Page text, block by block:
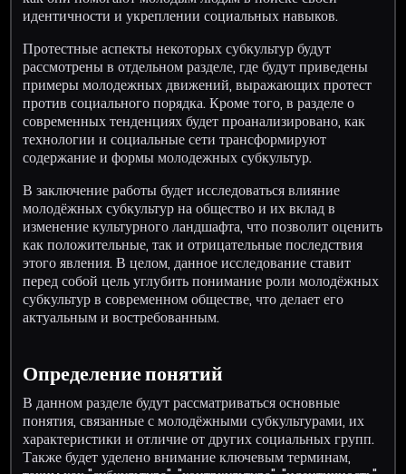
идентичности и укреплении социальных навыков.
Протестные аспекты некоторых субкультур будут
рассмотрены в отдельном разделе, где будут приведены
примеры молодежных движений, выражающих протест
против социального порядка. Кроме того, в разделе о
современных тенденциях будет проанализировано, как
технологии и социальные сети трансформируют
содержание и формы молодежных субкультур.
В заключение работы будет исследоваться влияние
молодёжных субкультур на общество и их вклад в
изменение культурного ландшафта, что позволит оценить
как положительные, так и отрицательные последствия
этого явления. В целом, данное исследование ставит
перед собой цель углубить понимание роли молодёжных
субкультур в современном обществе, что делает его
актуальным и востребованным.
Определение понятий
В данном разделе будут рассматриваться основные
понятия, связанные с молодёжными субкультурами, их
характеристики и отличие от других социальных групп.
Также будет уделено внимание ключевым терминам,